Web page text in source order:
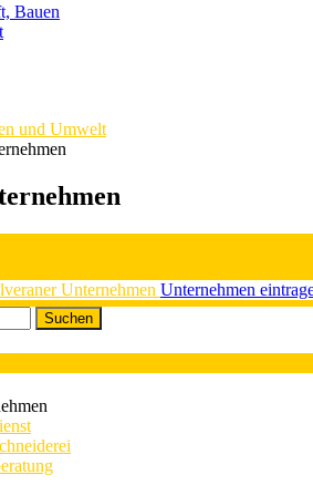
Bauen
und Umwelt
Unternehmen Unternehmen